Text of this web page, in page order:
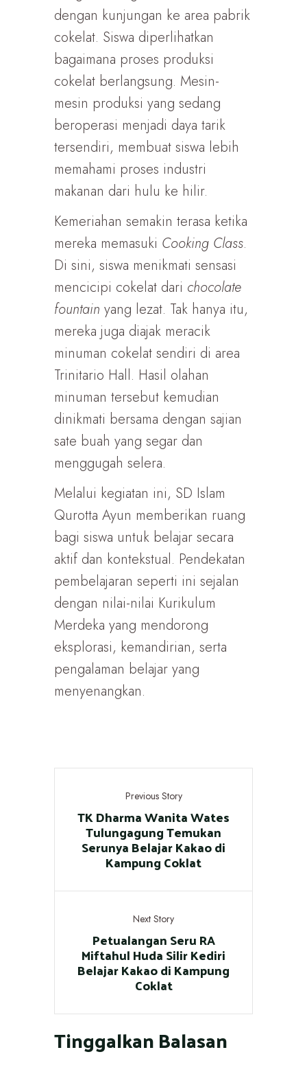
dengan kunjungan ke area pabrik
cokelat. Siswa diperlihatkan
bagaimana proses produksi
cokelat berlangsung. Mesin-
mesin produksi yang sedang
beroperasi menjadi daya tarik
tersendiri, membuat siswa lebih
memahami proses industri
makanan dari hulu ke hilir.
Kemeriahan semakin terasa ketika
mereka memasuki Cooking Class.
Di sini, siswa menikmati sensasi
mencicipi cokelat dari chocolate
fountain yang lezat. Tak hanya itu,
mereka juga diajak meracik
minuman cokelat sendiri di area
Trinitario Hall. Hasil olahan
minuman tersebut kemudian
dinikmati bersama dengan sajian
sate buah yang segar dan
menggugah selera.
Melalui kegiatan ini, SD Islam
Qurotta Ayun memberikan ruang
bagi siswa untuk belajar secara
aktif dan kontekstual. Pendekatan
pembelajaran seperti ini sejalan
dengan nilai-nilai Kurikulum
Merdeka yang mendorong
eksplorasi, kemandirian, serta
pengalaman belajar yang
menyenangkan.
Previous Story
TK Dharma Wanita Wates
Tulungagung Temukan
Serunya Belajar Kakao di
Kampung Coklat
Next Story
Petualangan Seru RA
Miftahul Huda Silir Kediri
Belajar Kakao di Kampung
Coklat
Tinggalkan Balasan